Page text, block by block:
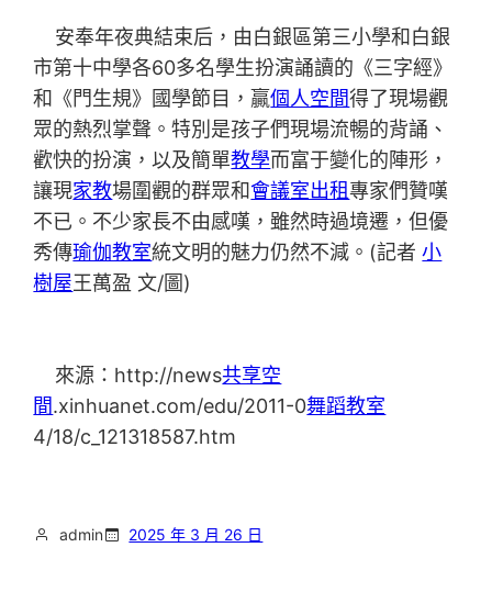
安奉年夜典結束后，由白銀區第三小學和白銀
市第十中學各60多名學生扮演誦讀的《三字經》
和《門生規》國學節目，贏個人空間得了現場觀
眾的熱烈掌聲。特別是孩子們現場流暢的背誦、
歡快的扮演，以及簡單教學而富于變化的陣形，
讓現家教場圍觀的群眾和會議室出租專家們贊嘆
不已。不少家長不由感嘆，雖然時過境遷，但優
秀傳瑜伽教室統文明的魅力仍然不減。(記者小
樹屋王萬盈 文/圖)
來源：http://news共享空
間.xinhuanet.com/edu/2011-0舞蹈教室
4/18/c_121318587.htm
admin 2025 年 3 月 26 日